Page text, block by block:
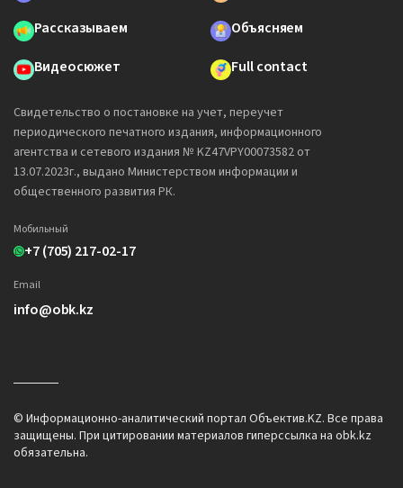
Рассказываем
Объясняем
Видеосюжет
Full contact
Свидетельство о постановке на учет, переучет
периодического печатного издания, информационного
агентства и сетевого издания № KZ47VPY00073582 от
13.07.2023г., выдано Министерством информации и
общественного развития РК.
Мобильный
+7 (705) 217-02-17
Email
info@obk.kz
© Информационно-аналитический портал Объектив.KZ. Все права
защищены. При цитировании материалов гиперссылка на obk.kz
обязательна.